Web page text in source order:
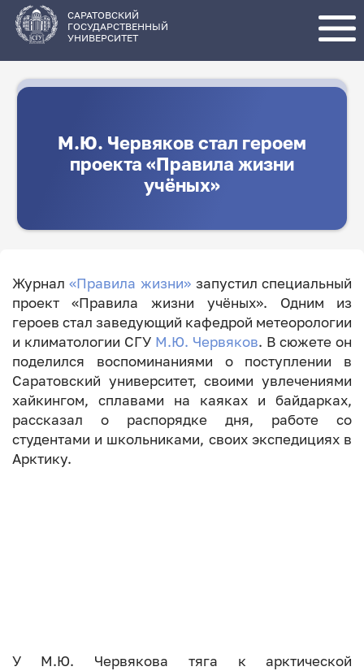
основному
содержанию
САРАТОВСКИЙ
ГОСУДАРСТВЕННЫЙ
УНИВЕРСИТЕТ
М.Ю. Червяков стал героем
проекта «Правила жизни
учёных»
Журнал«Правила жизни» запустил специальный
проект «Правила жизни учёных». Одним из
героев стал заведующий кафедрой метеорологии
и климатологии СГУ М.Ю. Червяков. В сюжете он
поделился воспоминаниями о поступлении в
Саратовский университет, своими увлечениями
хайкингом, сплавами на каяках и байдарках,
рассказал о распорядке дня, работе со
студентами и школьниками, своих экспедициях в
Арктику.
У М.Ю. Червякова тяга к арктической